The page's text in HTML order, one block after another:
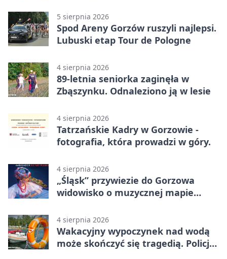
5 sierpnia 2026
Spod Areny Gorzów ruszyli najlepsi.
Lubuski etap Tour de Pologne
4 sierpnia 2026
89-letnia seniorka zaginęła w
Zbąszynku. Odnaleziono ją w lesie
4 sierpnia 2026
Tatrzańskie Kadry w Gorzowie -
fotografia, która prowadzi w góry.
4 sierpnia 2026
„Śląsk” przywiezie do Gorzowa
widowisko o muzycznej mapie
4 sierpnia 2026
Wakacyjny wypoczynek nad wodą
może skończyć się tragedią. Policja